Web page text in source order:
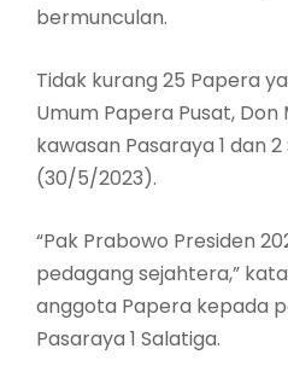
bermunculan.
Tidak kurang 25 Papera
Umum Papera Pusat, Don
kawasan Pasaraya 1 dan
(30/5/2023).
“Pak Prabowo Presiden
pedagang sejahtera,”
anggota Papera kepada
Pasaraya 1 Salatiga.